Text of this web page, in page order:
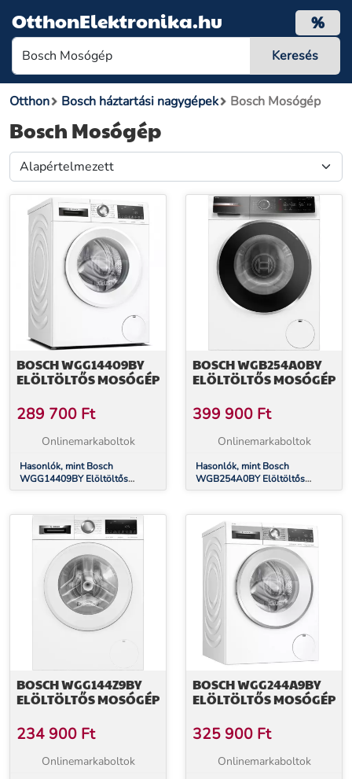
OtthonElektronika.hu %
Otthon Bosch háztartási nagygépek Bosch Mosógép
Bosch Mosógép
BOSCH WGG14409BY
ELÖLTÖLTŐS MOSÓGÉP
289 700 Ft
Onlinemarkaboltok
Hasonlók, mint Bosch
WGG14409BY Elöltöltős
mosógép
BOSCH WGB254A0BY
ELÖLTÖLTŐS MOSÓGÉP
399 900 Ft
Onlinemarkaboltok
Hasonlók, mint Bosch
WGB254A0BY Elöltöltős
mosógép
BOSCH WGG144Z9BY
ELÖLTÖLTŐS MOSÓGÉP
234 900 Ft
Onlinemarkaboltok
BOSCH WGG244A9BY
ELÖLTÖLTŐS MOSÓGÉP
325 900 Ft
Onlinemarkaboltok